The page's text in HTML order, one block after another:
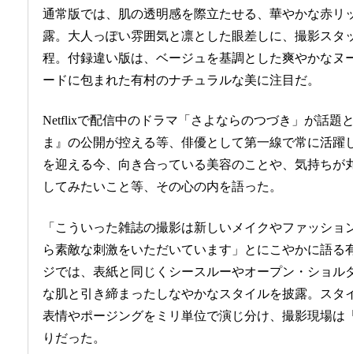
通常版では、肌の透明感を際立たせる、華やかな赤リ
露。大人っぽい雰囲気と凛とした眼差しに、撮影スタ
程。付録違い版は、ベージュを基調とした爽やかなヌ
ードに包まれた有村のナチュラルな美に注目だ。
Netflixで配信中のドラマ「さよならのつづき」が話題
ま』の公開が控える等、俳優として第一線で常に活躍
を迎える今、向き合っている美容のことや、気持ちが
してみたいこと等、その心の内を語った。
「こういった雑誌の撮影は新しいメイクやファッシ
ら素敵な刺激をいただいています」とにこやかに語る
ジでは、表紙と同じくシースルーやオープン・ショル
な肌と引き締まったしなやかなスタイルを披露。スタ
表情やポージングをミリ単位で演じ分け、撮影現場は
りだった。